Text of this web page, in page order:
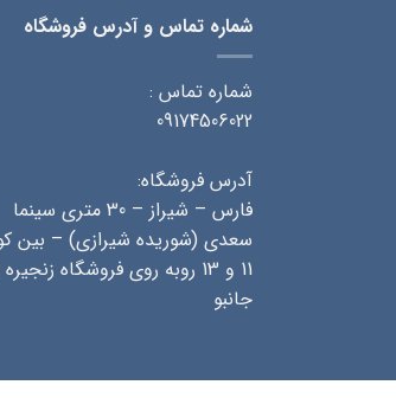
شماره تماس و آدرس فروشگاه
شماره تماس :
09174506022
آدرس فروشگاه:
فارس – شیراز – 30 متری سینما
سعدی (شوریده شیرازی) – بین
11 و 13 روبه روی فروشگاه
جانبو